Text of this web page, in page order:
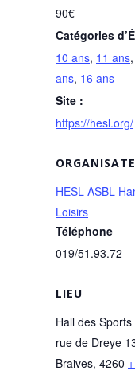
90€
Catégories
10 ans, 11 ans,
ans, 16 ans
Site :
https://hesl.org/
LIEU
Hall des
rue de Dreye
Braives, 4260
HESL ASBL
Loisirs
Téléphone
019/51.93.72